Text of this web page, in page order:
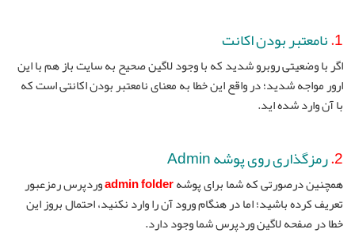
1. نامعتبر بودن اکانت
اگر با وضعیتی روبرو شدید که با وجود لاگین صحیح به سایت باز هم با این
ارور مواجه شدید؛ در واقع این خطا به معنای نامعتبر بودن اکانتی است که
با آن وارد شده اید.
2. رمزگذاری روی پوشه Admin
همچنین درصورتی که شما برای پوشهadmin folderوردپرس رمزعبور
تعریف کرده باشید؛ اما در هنگام ورود آن را وارد نکنید، احتمال بروز این
خطا در صفحه لاگین وردپرس شما وجود دارد.